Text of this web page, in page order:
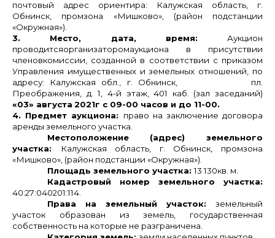
почтовый адрес ориентира: Калужская область, г.
Обнинск, промзона «Мишково», (район подстанции
«Окружная»).
3. Место, дата, время: Аукцион
проводитсяорганизаторомаукциона в присутствии
членовкомиссии, созданной в соответствии с приказом
Управления имущественных и земельных отношений, по
адресу: Калужская обл., г. Обнинск, пл.
Преображения, д. 1, 4-й этаж, 401 каб. (зал заседаний)
«03» августа 2021г с 09-00 часов и до 11-00.
4. Предмет аукциона: право на заключение договора
аренды земельного участка.
Местоположение (адрес) земельного
участка:
Калужская область, г. Обнинск, промзона
«Мишково», (район подстанции «Окружная»).
Площадь земельного участка:13 130кв. м.
Кадастровый номер земельного участка:
40:27:040201:114.
Права на земельный участок: земельный
участок образован из земель, государственная
собственность на которые не разграничена.